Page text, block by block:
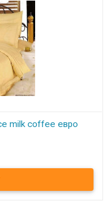
milk coffee евро
из жаккарда с